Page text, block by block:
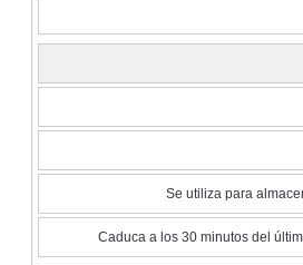
Se utiliza para
Caduca a los 30 minutos del